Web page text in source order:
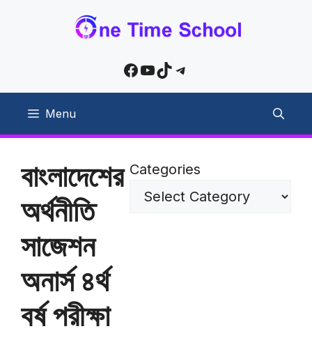
Facebook
YouTube
TikTokTelegram
Menu
বাংলাদেশের
অর্থনীতি
সাজেশন
অনার্স ৪র্থ
বর্ষ পরীক্ষা
Categories